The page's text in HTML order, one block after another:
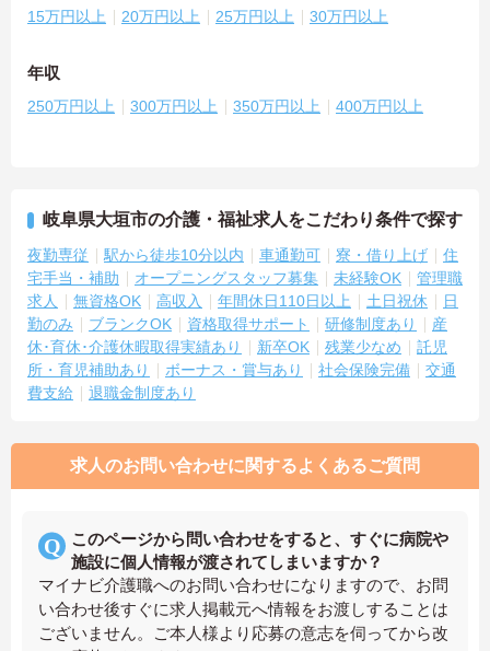
15万円以上 20万円以上 25万円以上 30万円以上
年収
250万円以上 300万円以上 350万円以上 400万円以上
岐阜県大垣市の介護・福祉求人をこだわり条件で探す
夜勤専従 駅から徒歩10分以内 車通勤可 寮・借り上げ
住
宅手当・補助
オープニングスタッフ募集 未経験OK
管理職
求人
無資格OK 高収入 年間休日110日以上 土日祝休
日
勤のみ
ブランクOK 資格取得サポート 研修制度あり
産
休･育休･介護休暇取得実績あり
新卒OK 残業少なめ
託児
所・育児補助あり
ボーナス・賞与あり 社会保険完備
交通
費支給
退職金制度あり
求人のお問い合わせに関するよくあるご質問
このページから問い合わせをすると、すぐに病院や
施設に個人情報が渡されてしまいますか？
マイナビ介護職へのお問い合わせになりますので、お問
い合わせ後すぐに求人掲載元へ情報をお渡しすることは
ございません。ご本人様より応募の意志を伺ってから改